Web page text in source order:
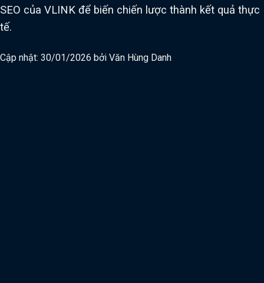
SEO của VLINK để biến chiến lược thành kết quả thực
tế.
Cập nhật: 30/01/2026 bởi Văn Hùng Danh